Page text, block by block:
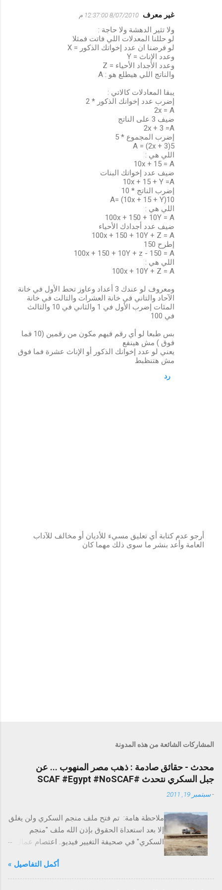
غير معرف 8/07/2010 12:37:00 م
ولا تثير الدهشة ولا حاجة :
لو حللنا المعدلات اللي فاتت فمثلا
لو فرضنا ان عدد إخواتك الذكور = X
وعدد الإناث = Y
وعدد الأجداد الأحياء = Z
والناتج اللي هيطلع هو : A
يبقا المعادلات كالاتي :
إضرب عدد إخوانك الذكور * 2
2x = A
ضيف 3 على الناتج
2x + 3 =A
إضرب المجموع * 5
5(2x + 3) = A
اللي هي :
10x + 15 = A
ضيف عدد إخواتك البنات
10x + 15 + Y =A
إضرب الناتج * 10
10(10x + 15 + Y) =A
اللي هي :
100x + 150 + 10Y = A
ضيف عدد أجدادك الأحياء
100x + 150 + 10Y + Z = A
إطرح 150
100x + 150 + 10Y + z - 150 = A
اللي هي :
100x + 10Y + Z = A
ومعروف لو عندك 3 أعداد وعاوز تحط الأول في خانة
الآحاد والتاني في خانة العشرات والتالت في خانة
المئات إضرب الأول في 1 والثاني في 10 والثالث
في 100
بس طبعا لو أي رقم فيهم مكون من رقمين (10 فما
فوق ) مش هينفع
يعني لو عدد إخوانك الذكور أو الإناث عشرة فما فوق
مش هتنظبط
رد
إ
أرجو عدم كتابة أي تعليق مسيء للأديان أو مخالف للآداب
العامة وأعد بنشر ما سوى ذلك مهما كان
المشاركات الشائعة من هذه المدونة
محدث - حقائق صادمة : ذهب مصر المنهوب ... عن
جبل السكري نتحدث #SCAF #Egypt #NoSCAF
-سبتمبر 19, 2011
ملاحظة هامة: تم فتح ملف منجم السكري ولن يغلق
إلا بعد استعداة الحقوق بإذن الله ملف "منجم
السكري" في صحيفة التغيير فيديو.. اعتصام عمال
السكري لاستخراج الذهب - ملف حقوق العمال
التغيير تكشف علاقة عدلي فايد بذهب مصر
أكمل التفاصيل »